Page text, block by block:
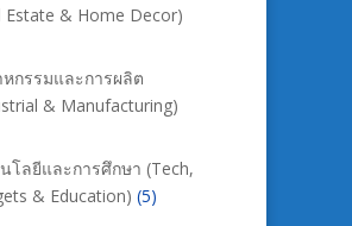
Estate & Home Decor)
กรรมและการผลิต
& Manufacturing)
โลยีและการศึกษา (Tech,
& Education) (5)